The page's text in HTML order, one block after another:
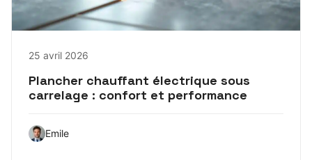
25 avril 2026
Plancher chauffant électrique sous
carrelage : confort et performance
Emile